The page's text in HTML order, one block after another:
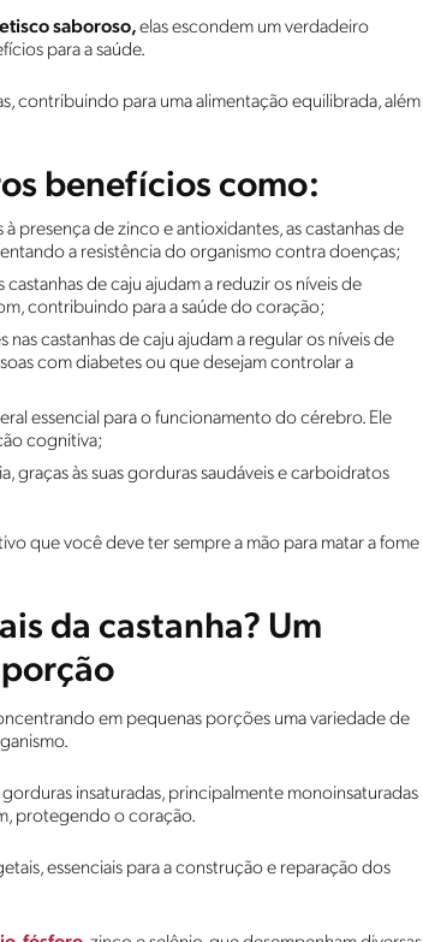
saboroso,elas escondem um verdadeiro
para a saúde.
contribuindo para uma alimentação equilibrada, além
benefícios como:
à presença de zinco e antioxidantes, as castanhas de
a resistência do organismo contra doenças;
de caju ajudam a reduzir os níveis de
contribuindo para a saúde do coração;
nas castanhas de caju ajudam a regular os níveis de
com diabetes ou que desejam controlar a
essencial para o funcionamento do cérebro. Ele
cognitiva;
graças às suas gorduras saudáveis e carboidratos
que você deve ter sempre a mão para matar a fome
da castanha? Um
em pequenas porções uma variedade de
insaturadas, principalmente monoinsaturadas
protegendo o coração.
essenciais para a construção e reparação dos